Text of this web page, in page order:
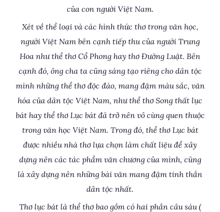
của con người Việt Nam.
Xét về thể loại và các hình thức thơ trong văn học,
người Việt Nam bên cạnh tiếp thu của người Trung
Hoa như thể thơ Cổ Phong hay thơ Đường Luật. Bên
cạnh đó, ông cha ta cũng sáng tạo riêng cho dân tộc
mình những thể thơ độc đáo, mang đậm màu sắc, văn
hóa của dân tộc Việt Nam, như thể thơ Song thất lục
bát hay thể thơ Lục bát đã trở nên vô cùng quen thuộc
trong văn học Việt Nam. Trong đó, thể thơ Lục bát
được nhiều nhà thơ lựa chọn làm chất liệu để xây
dựng nên các tác phẩm văn chương của mình, cũng
là xây dựng nên những bài văn mang đậm tinh thần
dân tộc nhất.
Thơ lục bát là thể thơ bao gồm có hai phần câu sáu (